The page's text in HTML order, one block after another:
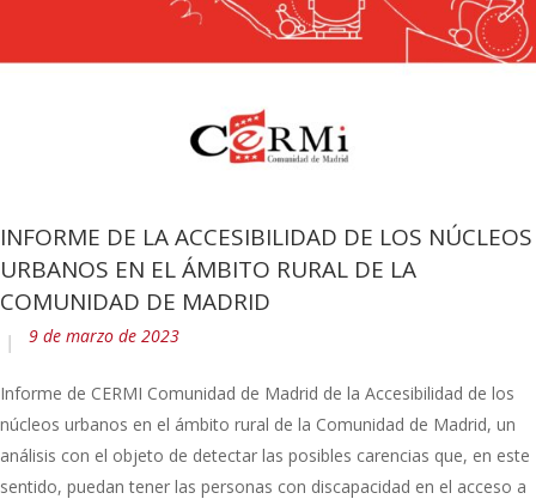
INFORME DE LA ACCESIBILIDAD DE LOS NÚCLEOS
URBANOS EN EL ÁMBITO RURAL DE LA
COMUNIDAD DE MADRID
9 de marzo de 2023
Informe de CERMI Comunidad de Madrid de la Accesibilidad de los
núcleos urbanos en el ámbito rural de la Comunidad de Madrid, un
análisis con el objeto de detectar las posibles carencias que, en este
sentido, puedan tener las personas con discapacidad en el acceso a